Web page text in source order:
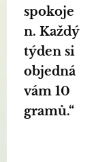
spokoje
n. Každý
týden si
objedná
vám 10
gramů.“